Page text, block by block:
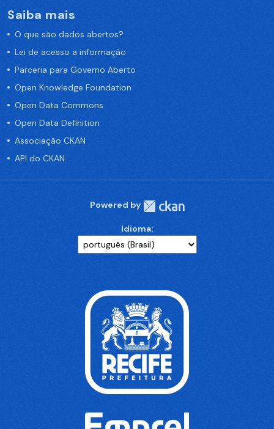
Saiba mais
O que são dados abertos?
Lei de acesso a informação
Parceria para Governo Aberto
Open Knowledge Foundation
Open Data Commons
Open Data Definition
Associação CKAN
API do CKAN
Powered by
Idioma